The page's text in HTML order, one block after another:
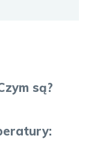
są?